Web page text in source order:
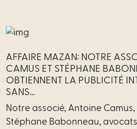
Up
Up
AFFAIRE MAZAN: NOTRE
CAMUS ET STÉPHANE
OBTIENNENT LA PUBLICITÉ
SANS…
Notre associé, Antoine
Stéphane Babonneau,